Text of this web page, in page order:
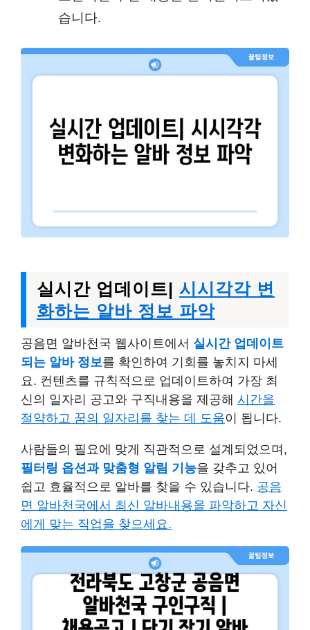
습니다.
실시간 업데이트| 시시각각 변
화하는 알바 정보 파악
공음면 알바천국 웹사이트에서 실시간 업데이트
되는 알바 정보를 확인하여 기회를 놓치지 마세
요. 컨텐츠를 규칙적으로 업데이트하여 가장 최
신의 일자리 공고와 구직내용을 제공해 시간을
절약하고 꿈의 일자리를 찾는 데 도움이 됩니다.
사람들의 필요에 맞게 직관적으로 설계되었으며,
필터링 옵션과 맞춤형 알림 기능을 갖추고 있어
쉽고 효율적으로 알바를 찾을 수 있습니다. 공음
면 알바천국에서 최신 알바내용을 파악하고 자신
에게 맞는 직업을 찾으세요.